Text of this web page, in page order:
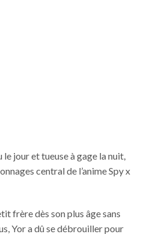
jour et tueuse à gage la nuit,
central de l’anime Spy x
frère dès son plus âge sans
Yor a dû se débrouiller pour